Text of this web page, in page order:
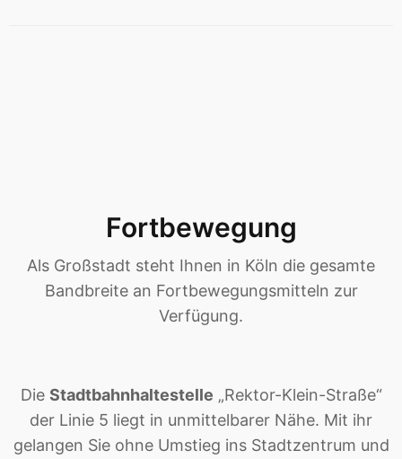
Fortbewegung
Als Großstadt steht Ihnen in Köln die gesamte
Bandbreite an Fortbewegungsmitteln zur
Verfügung.
Die Stadtbahnhaltestelle „Rektor-Klein-Straße“
der Linie 5 liegt in unmittelbarer Nähe. Mit ihr
gelangen Sie ohne Umstieg ins Stadtzentrum und